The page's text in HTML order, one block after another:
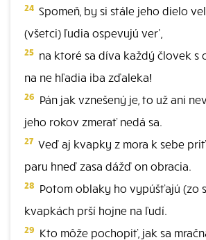
24 Spomeň, by si stále jeho dielo
(všetci) ľudia ospevujú ver',
25 na ktoré sa díva každý človek s
na ne hľadia iba zďaleka!
26 Pán jak vznešený je, to už ani
jeho rokov zmerať nedá sa.
27 Veď aj kvapky z mora k sebe
paru hneď zasa dážď on obracia.
28 Potom oblaky ho vypúšťajú (zo
kvapkách prší hojne na ľudí.
29 Kto môže pochopiť, jak sa